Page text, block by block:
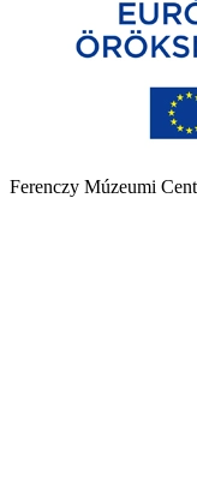
Ferenczy Múzeumi